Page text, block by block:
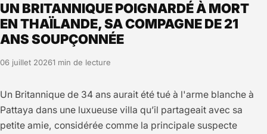
UN BRITANNIQUE POIGNARDÉ À MORT
EN THAÏLANDE, SA COMPAGNE DE 21
ANS SOUPÇONNÉE
06 juillet 20261 min de lecture
Un Britannique de 34 ans aurait été tué à l'arme blanche à
Pattaya dans une luxueuse villa qu’il partageait avec sa
petite amie, considérée comme la principale suspecte